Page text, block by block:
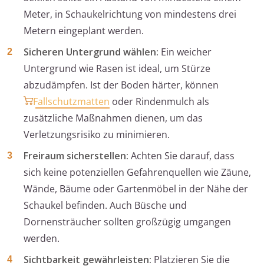
Meter, in Schaukelrichtung von mindestens drei
Metern eingeplant werden.
Sicheren Untergrund wählen: Ein weicher
Untergrund wie Rasen ist ideal, um Stürze
abzudämpfen. Ist der Boden härter, können
Fallschutzmatten oder Rindenmulch als
zusätzliche Maßnahmen dienen, um das
Verletzungsrisiko zu minimieren.
Freiraum sicherstellen: Achten Sie darauf, dass
sich keine potenziellen Gefahrenquellen wie Zäune,
Wände, Bäume oder Gartenmöbel in der Nähe der
Schaukel befinden. Auch Büsche und
Dornensträucher sollten großzügig umgangen
werden.
Sichtbarkeit gewährleisten: Platzieren Sie die